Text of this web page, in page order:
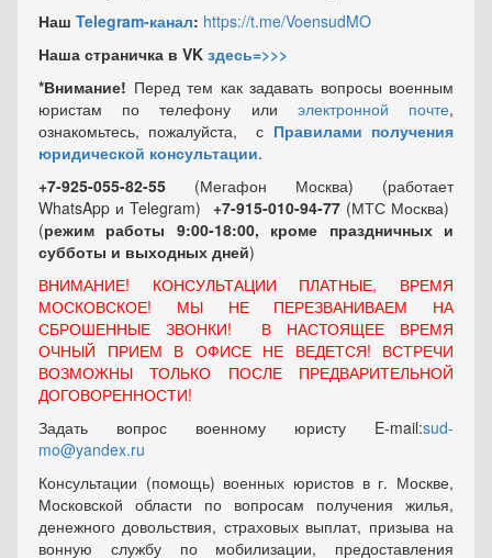
Наш Telegram-канал: https://t.me/VoensudMO
Наша страничка в VK здесь=>>>
*Внимание! Перед тем как задавать вопросы военным
юристам по телефону или электронной почте,
ознакомьтесь, пожалуйста, с Правилами получения
юридической консультации.
+7-925-055-82-55 (Мегафон Москва) (работает
WhatsApp и Telegram) +7-915-010-94-77 (МТС Москва)
(режим работы 9:00-18:00, кроме праздничных и
субботы и выходных дней)
ВНИМАНИЕ! КОНСУЛЬТАЦИИ ПЛАТНЫЕ, ВРЕМЯ
МОСКОВСКОЕ! МЫ НЕ ПЕРЕЗВАНИВАЕМ НА
СБРОШЕННЫЕ ЗВОНКИ! В НАСТОЯЩЕЕ ВРЕМЯ
ОЧНЫЙ ПРИЕМ В ОФИСЕ НЕ ВЕДЕТСЯ! ВСТРЕЧИ
ВОЗМОЖНЫ ТОЛЬКО ПОСЛЕ ПРЕДВАРИТЕЛЬНОЙ
ДОГОВОРЕННОСТИ!
Задать вопрос военному юристу E-mail:sud-
mo@yandex.ru
Консультации (помощь) военных юристов в г. Москве,
Московской области по вопросам получения жилья,
денежного довольствия, страховых выплат, призыва на
вонную службу по мобилизации, предоставления